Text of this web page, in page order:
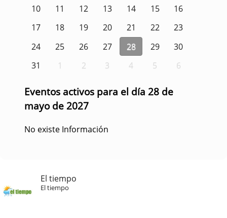
10
11 12 13 14 15
16
17
18 19 20 21 22
23
24
25 26 27 28 29
30
31
1 2 3 4 5 6
Eventos activos para el día 28 de
mayo de 2027
No existe Información
El tiempo
El tiempo